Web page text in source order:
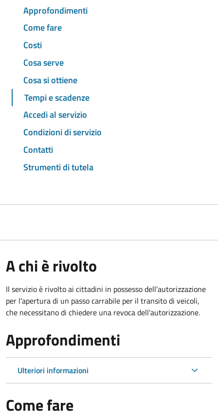
Approfondimenti
Come fare
Costi
Cosa serve
Cosa si ottiene
Tempi e scadenze
Accedi al servizio
Condizioni di servizio
Contatti
Strumenti di tutela
A chi è rivolto
Il servizio è rivolto ai cittadini in possesso dell'autorizzazione
per l'apertura di un passo carrabile per il transito di veicoli,
che necessitano di chiedere una revoca dell'autorizzazione.
Approfondimenti
Ulteriori informazioni
Come fare